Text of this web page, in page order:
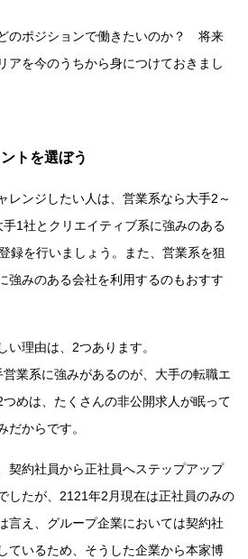
のポジションで働きたいのか？ 将来
アを今のうちから身につけておきまし
トを選ぼう
レンジしたい人は、営業系なら大手2～
1社とクリエイティブ系に強みのある
録を行いましょう。また、営業系を狙
強みのある会社を利用するのもおすす
理由は、2つあります。
業系に強みがあるのが、大手の転職エ
めは、たくさんの非公開求人が眠って
だからです。
契約社員から正社員へステップアップ
したが、2121年2月現在は正社員のみの
言え、グループ企業においては契約社
ているため、そうした企業から本家博